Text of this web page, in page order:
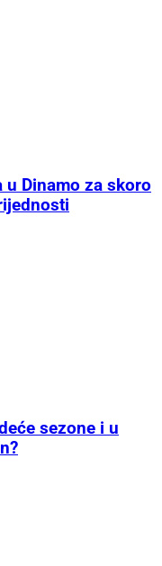
Dinamo za skoro
sezone i u